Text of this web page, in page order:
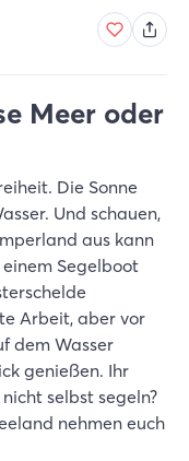
Meer oder
Die Sonne
Und schauen,
aus kann
Segelboot
Arbeit, aber vor
dem Wasser
genießen. Ihr
selbst segeln?
nehmen euch